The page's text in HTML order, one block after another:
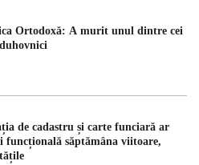
Ortodoxă: A murit unul dintre cei
de cadastru și carte funciară ar
funcțională săptămâna viitoare,